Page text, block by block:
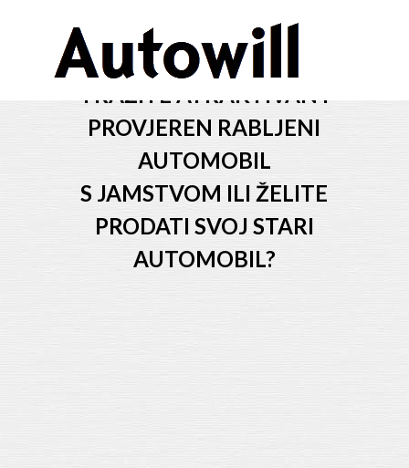
Rabljena vozila
TRAŽITE ATRAKTIVAN I
PROVJEREN RABLJENI
AUTOMOBIL
S JAMSTVOM ILI ŽELITE
PRODATI SVOJ STARI
AUTOMOBIL?